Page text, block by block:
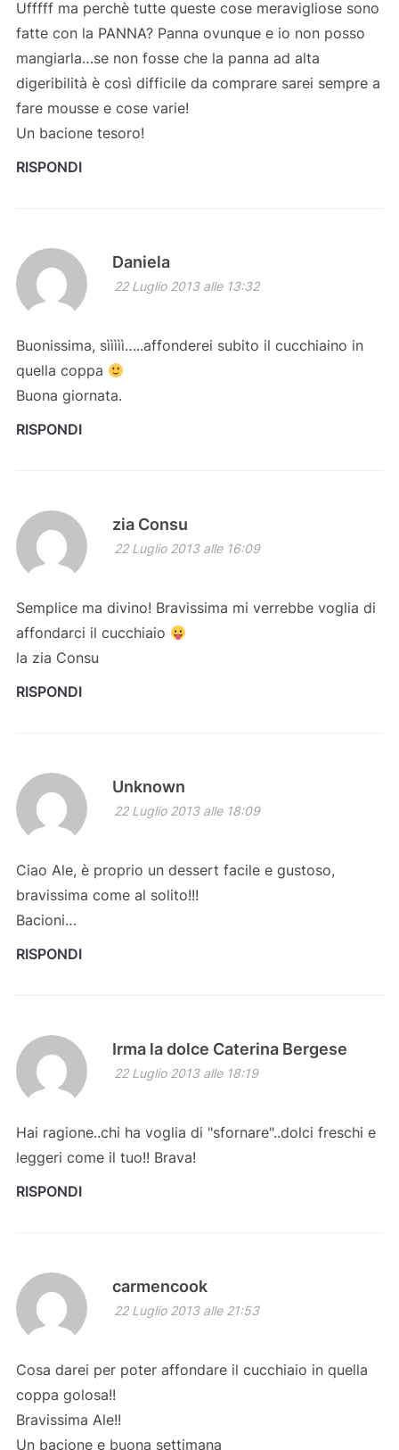
Ufffff ma perchè tutte queste cose meravigliose sono
fatte con la PANNA? Panna ovunque e io non posso
mangiarla…se non fosse che la panna ad alta
digeribilità è così difficile da comprare sarei sempre a
fare mousse e cose varie!
Un bacione tesoro!
RISPONDI
Daniela
22 Luglio 2013 alle 13:32
Buonissima, sììììì…..affonderei subito il cucchiaino in
quella coppa
Buona giornata.
RISPONDI
zia Consu
22 Luglio 2013 alle 16:09
Semplice ma divino! Bravissima mi verrebbe voglia di
affondarci il cucchiaio
la zia Consu
RISPONDI
Unknown
22 Luglio 2013 alle 18:09
Ciao Ale, è proprio un dessert facile e gustoso,
bravissima come al solito!!!
Bacioni…
RISPONDI
Irma la dolce Caterina Bergese
22 Luglio 2013 alle 18:19
Hai ragione..chi ha voglia di "sfornare"..dolci freschi e
leggeri come il tuo!! Brava!
RISPONDI
carmencook
22 Luglio 2013 alle 21:53
Cosa darei per poter affondare il cucchiaio in quella
coppa golosa!!
Bravissima Ale!!
Un bacione e buona settimana